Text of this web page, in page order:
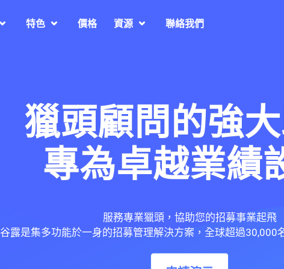
特色 價格 資源 聯絡我們
獵頭顧問的強
專為卓越業績
服務專業獵頭，協助您的招募事業起飛
谷露是集多功能於一身的招募管理解決方案，全球超過30,000